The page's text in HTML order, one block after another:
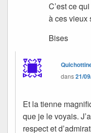
C’est ce
à ces
Bises
dans21/
Et la tienne
que je le voyais.
respect et